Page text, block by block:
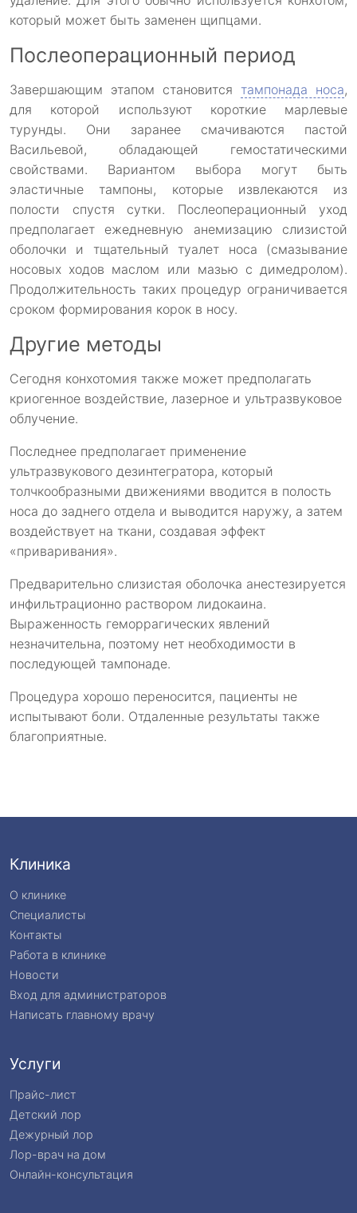
который может быть заменен щипцами.
Послеоперационный период
Завершающим этапом становится тампонада носа,
для которой используют короткие марлевые
турунды. Они заранее смачиваются пастой
Васильевой, обладающей гемостатическими
свойствами. Вариантом выбора могут быть
эластичные тампоны, которые извлекаются из
полости спустя сутки. Послеоперационный уход
предполагает ежедневную анемизацию слизистой
оболочки и тщательный туалет носа (смазывание
носовых ходов маслом или мазью с димедролом).
Продолжительность таких процедур ограничивается
сроком формирования корок в носу.
Другие методы
Сегодня конхотомия также может предполагать
криогенное воздействие, лазерное и ультразвуковое
облучение.
Последнее предполагает применение
ультразвукового дезинтегратора, который
толчкообразными движениями вводится в полость
носа до заднего отдела и выводится наружу, а затем
воздействует на ткани, создавая эффект
«приваривания».
Предварительно слизистая оболочка анестезируется
инфильтрационно раствором лидокаина.
Выраженность геморрагических явлений
незначительна, поэтому нет необходимости в
последующей тампонаде.
Процедура хорошо переносится, пациенты не
испытывают боли. Отдаленные результаты также
благоприятные.
Клиника
О клинике
Специалисты
Контакты
Работа в клинике
Новости
Вход для администраторов
Написать главному врачу
Услуги
Прайс-лист
Детский лор
Дежурный лор
Лор-врач на дом
Онлайн-консультация